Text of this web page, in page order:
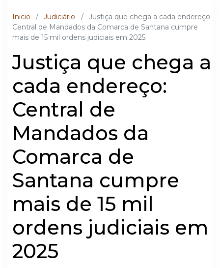
Inicio / Judiciário /
Justiça que chega a cada endereço:
Central de Mandados da Comarca de Santana cumpre
mais de 15 mil ordens judiciais em 2025
Justiça que chega a
cada endereço:
Central de
Mandados da
Comarca de
Santana cumpre
mais de 15 mil
ordens judiciais em
2025